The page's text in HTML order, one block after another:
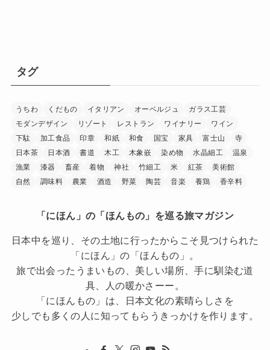
タグ
うちわ くだもの イタリアン オーベルジュ
ガラス工芸
モダンデザイン
リゾート レストラン ワイナリー
ワイン
下駄
加工食品 印章 和紙 和食 国宝 家具 富士山
寺
日本茶
日本酒 書道 木工 木象嵌 染め物 水晶細工
温泉
漁業
漆器 畜産 着物 神社 竹細工 米 紅茶
美術館
自然
調味料 農業 酒造 野菜 陶芸 音楽 養鶏 香辛料
「にほん」の「ほんもの」を巡る旅マガジン
日本中を巡り、その土地に行ったからこそ見つけられた
「にほん」の「ほんもの」。
旅で出会ったうまいもの、美しい場所、手に馴染む道
具、人の暖かさーー。
「にほんもの」は、日本文化の素晴らしさを
少しでも多くの人に知ってもらうきっかけを作ります。